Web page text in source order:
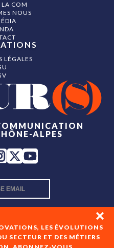
LES ÉVOLUTIONS
SECTEUR ET DES MÉTIERS
ALPES
LA COM
NOUS
LÉGALES